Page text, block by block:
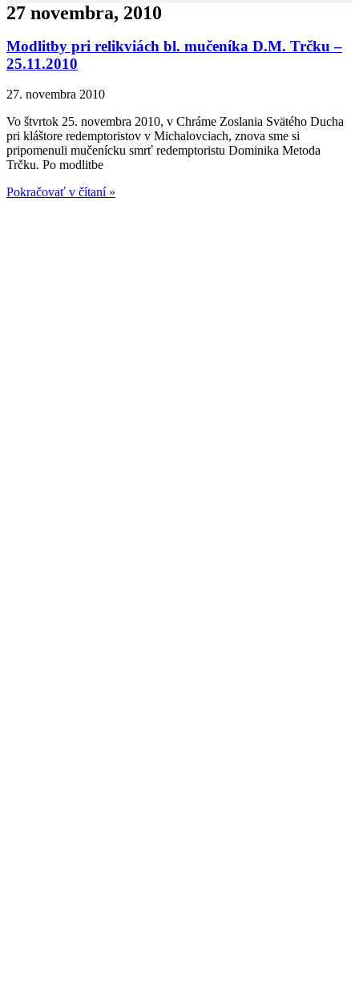
27 novembra, 2010
Modlitby pri relikviách bl. mučeníka D.M. Trčku –
25.11.2010
27. novembra 2010
Vo štvrtok 25. novembra 2010, v Chráme Zoslania Svätého Ducha
pri kláštore redemptoristov v Michalovciach, znova sme si
pripomenuli mučenícku smrť redemptoristu Dominika Metoda
Trčku. Po modlitbe
Pokračovať v čítaní »